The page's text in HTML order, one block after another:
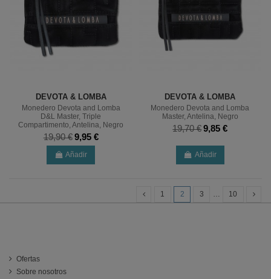
DEVOTA & LOMBA
Monedero Devota and Lomba
D&L Master, Triple
Compartimento, Antelina, Negro
19,90 € 9,95 €
Añadir
DEVOTA & LOMBA
Monedero Devota and Lomba
Master, Antelina, Negro
19,70 € 9,85 €
Añadir
1 2 3 … 10
Ofertas
Sobre nosotros